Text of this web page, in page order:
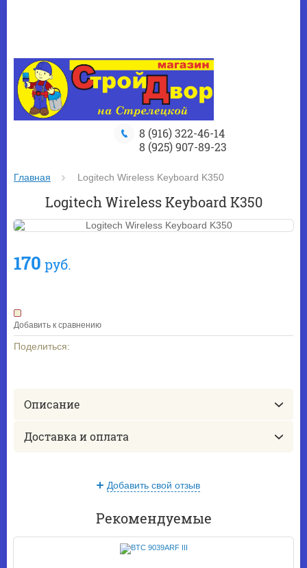
8 (916) 322-46-14
8 (925) 907-89-23
Главная Logitech Wireless Keyboard K350
Logitech Wireless Keyboard K350
170 руб.
Добавить к сравнению
Поделиться:
Описание
Доставка и оплата
Добавить свой отзыв
Рекомендуемые